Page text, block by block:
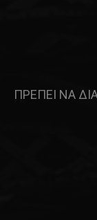
ΠΡΕΠΕΙ ΝΑ